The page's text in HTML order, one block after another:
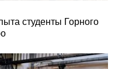
студенты Горного